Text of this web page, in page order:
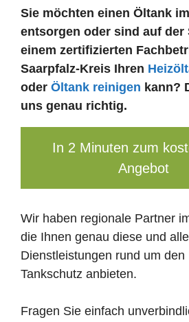
Sie möchten einen Öltank
entsorgen oder sind auf der
einem zertifizierten
Saarpfalz-Kreis Ihren
oder Öltank reinigen kann?
uns genau richtig.
In 2 Minuten zum
Angebot
Wir haben regionale Partner
die Ihnen genau diese und
Dienstleistungen rund um den
Tankschutz anbieten.
Fragen Sie einfach